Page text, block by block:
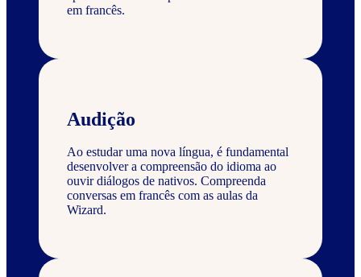
em francês.
Audição
Ao estudar uma nova língua, é fundamental
desenvolver a compreensão do idioma ao
ouvir diálogos de nativos. Compreenda
conversas em francês com as aulas da
Wizard.